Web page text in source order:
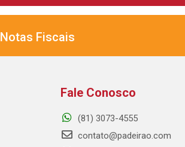
Notas Fiscais
Fale Conosco
(81) 3073-4555
contato@padeirao.com